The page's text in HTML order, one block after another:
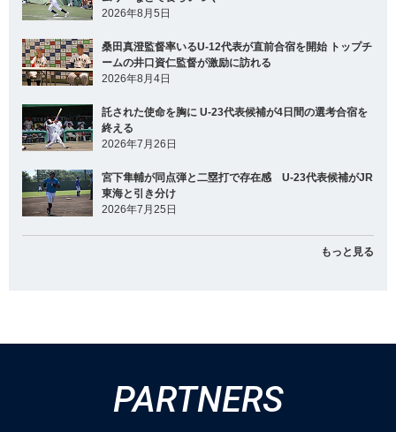
2026年8月5日
桑田真澄監督率いるU-12代表が直前合宿を開始 トップチ
ームの井口資仁監督が激励に訪れる
2026年8月4日
託された使命を胸に U-23代表候補が4日間の選考合宿を
終える
2026年7月26日
宮下隼輔が同点弾と二塁打で存在感 U-23代表候補がJR
東海と引き分け
2026年7月25日
もっと見る
PARTNERS